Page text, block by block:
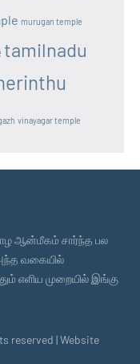
murugan temple
tamilnadu
vinayagar temple
வாழ ஆன்மீகம் சார்ந்த பல
வகையில்
முறையில் இங்கு
reserved | Website